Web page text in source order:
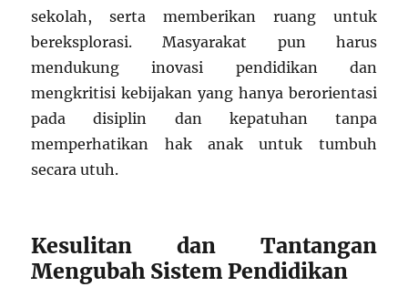
sekolah, serta memberikan ruang untuk
bereksplorasi. Masyarakat pun harus
mendukung inovasi pendidikan dan
mengkritisi kebijakan yang hanya berorientasi
pada disiplin dan kepatuhan tanpa
memperhatikan hak anak untuk tumbuh
secara utuh.
Kesulitan dan Tantangan
Mengubah Sistem Pendidikan